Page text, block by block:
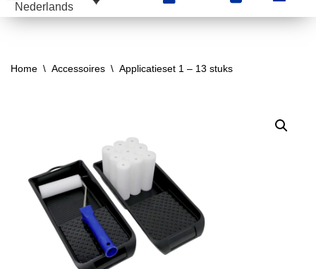
Nederlands
Home \ Accessoires \ Applicatieset 1 – 13 stuks